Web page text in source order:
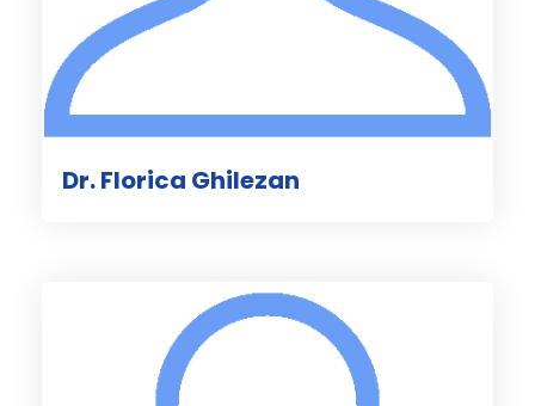
Dr. Florica Ghilezan